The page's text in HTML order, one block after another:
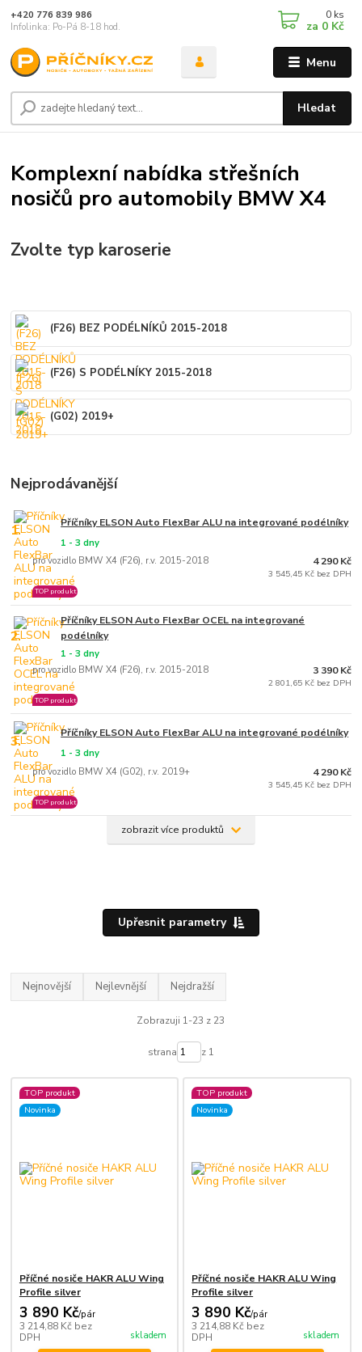
Menu
Hledat
+420 776 839 986
Infolinka: Po-Pá 8-18 hod.
0 ks
za 0 Kč
Komplexní nabídka střešních
nosičů pro automobily BMW X4
Zvolte typ karoserie
(F26) BEZ PODÉLNÍKŮ 2015-2018
(F26) S PODÉLNÍKY 2015-2018
(G02) 2019+
Nejprodávanější
1. Příčníky ELSON Auto FlexBar ALU na integrované podélníky
pro vozidlo BMW X4 (F26), r.v. 2015-2018
1 - 3 dny
TOP produkt
4 290 Kč
3 545,45 Kč bez DPH
2.
Příčníky ELSON Auto FlexBar OCEL na integrované
podélníky
pro vozidlo BMW X4 (F26), r.v. 2015-2018
1 - 3 dny
TOP produkt
3 390 Kč
2 801,65 Kč bez DPH
3. Příčníky ELSON Auto FlexBar ALU na integrované podélníky
pro vozidlo BMW X4 (G02), r.v. 2019+
1 - 3 dny
TOP produkt
4 290 Kč
3 545,45 Kč bez DPH
zobrazit více produktů
Upřesnit parametry
Nejnovější Nejlevnější Nejdražší
Zobrazuji 1-23 z 23
strana z 1
TOP produkt
Novinka
Příčné nosiče HAKR ALU Wing
Profile silver
3 890 Kč/pár
3 214,88 Kč bez
DPH
skladem
TOP produkt
Novinka
Příčné nosiče HAKR ALU Wing
Profile silver
3 890 Kč/pár
3 214,88 Kč bez
DPH
skladem